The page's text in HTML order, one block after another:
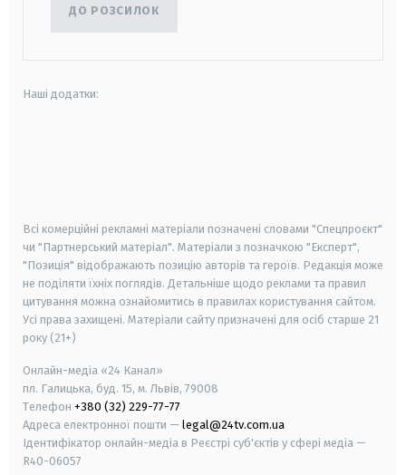
ДО РОЗСИЛОК
Наші додатки:
Всі комерційні рекламні матеріали позначені словами "Спецпроєкт"
чи "Партнерський матеріал". Матеріали з позначкою "Експерт",
"Позиція" відображають позицію авторів та героїв. Редакція може
не поділяти їхніх поглядів. Детальніше щодо реклами та правил
цитування можна ознайомитись в правилах користування сайтом.
Усі права захищені. Матеріали сайту призначені для осіб старше 21
року (21+)
Онлайн-медіа «24 Канал»
пл. Галицька, буд. 15, м. Львів, 79008
Телефон +380 (32) 229-77-77
Адреса електронної пошти — legal@24tv.com.ua
Ідентифікатор онлайн-медіа в Реєстрі суб'єктів у сфері медіа —
R40-06057